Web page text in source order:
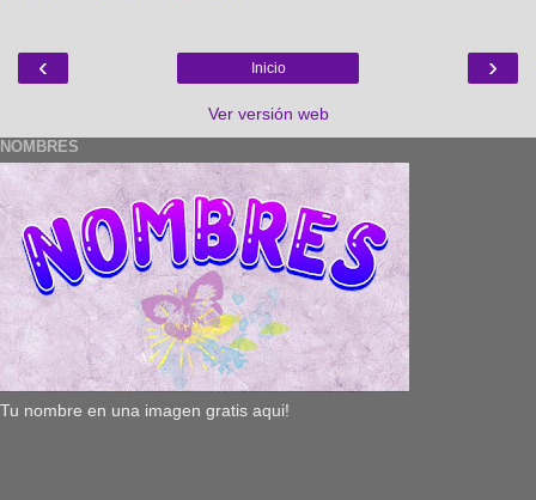
‹ ›
Inicio
Ver versión web
NOMBRES
Tu nombre en una imagen gratis aqui!